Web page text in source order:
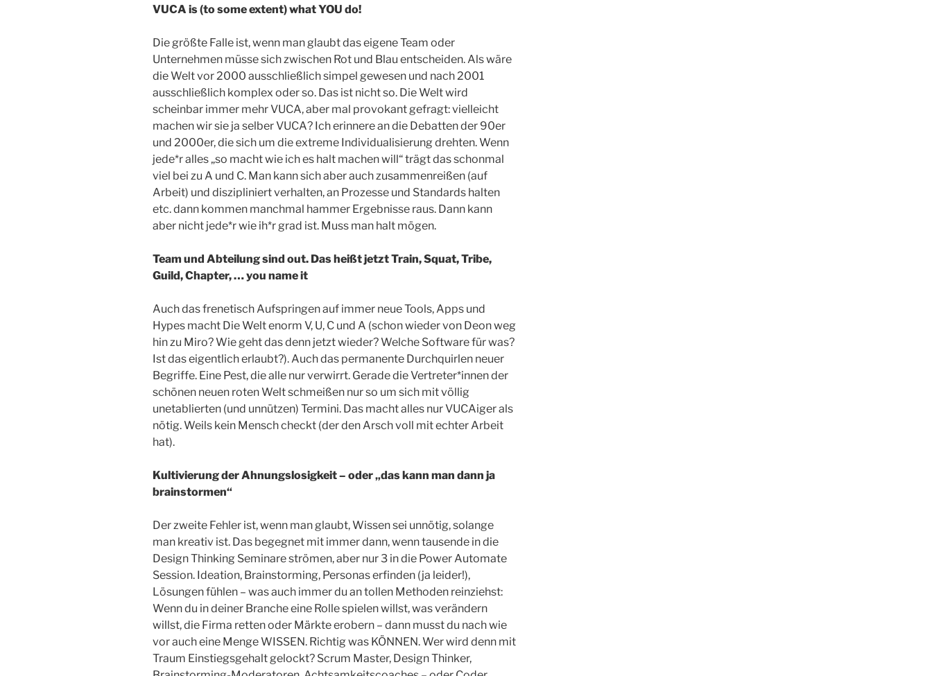
VUCA is (to some extent) what YOU do!
Die größte Falle ist, wenn man glaubt das eigene Team oder
Unternehmen müsse sich zwischen Rot und Blau entscheiden. Als wäre
die Welt vor 2000 ausschließlich simpel gewesen und nach 2001
ausschließlich komplex oder so. Das ist nicht so. Die Welt wird
scheinbar immer mehr VUCA, aber mal provokant gefragt: vielleicht
machen wir sie ja selber VUCA? Ich erinnere an die Debatten der 90er
und 2000er, die sich um die extreme Individualisierung drehten. Wenn
jede*r alles „so macht wie ich es halt machen will“ trägt das schonmal
viel bei zu A und C. Man kann sich aber auch zusammenreißen (auf
Arbeit) und diszipliniert verhalten, an Prozesse und Standards halten
etc. dann kommen manchmal hammer Ergebnisse raus. Dann kann
aber nicht jede*r wie ih*r grad ist. Muss man halt mögen.
Team und Abteilung sind out. Das heißt jetzt Train, Squat, Tribe,
Guild, Chapter, … you name it
Auch das frenetisch Aufspringen auf immer neue Tools, Apps und
Hypes macht Die Welt enorm V, U, C und A (schon wieder von Deon weg
hin zu Miro? Wie geht das denn jetzt wieder? Welche Software für was?
Ist das eigentlich erlaubt?). Auch das permanente Durchquirlen neuer
Begriffe. Eine Pest, die alle nur verwirrt. Gerade die Vertreter*innen der
schönen neuen roten Welt schmeißen nur so um sich mit völlig
unetablierten (und unnützen) Termini. Das macht alles nur VUCAiger als
nötig. Weils kein Mensch checkt (der den Arsch voll mit echter Arbeit
hat).
Kultivierung der Ahnungslosigkeit – oder „das kann man dann ja
brainstormen“
Der zweite Fehler ist, wenn man glaubt, Wissen sei unnötig, solange
man kreativ ist. Das begegnet mit immer dann, wenn tausende in die
Design Thinking Seminare strömen, aber nur 3 in die Power Automate
Session. Ideation, Brainstorming, Personas erfinden (ja leider!),
Lösungen fühlen – was auch immer du an tollen Methoden reinziehst:
Wenn du in deiner Branche eine Rolle spielen willst, was verändern
willst, die Firma retten oder Märkte erobern – dann musst du nach wie
vor auch eine Menge WISSEN. Richtig was KÖNNEN. Wer wird denn mit
Traum Einstiegsgehalt gelockt? Scrum Master, Design Thinker,